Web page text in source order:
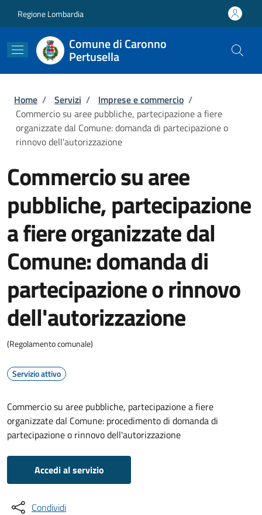
Regione Lombardia
Comune di Caronno
Pertusella
Briciole di pane
Home / Servizi / Imprese e commercio /
Commercio su aree pubbliche, partecipazione a fiere
organizzate dal Comune: domanda di partecipazione o
rinnovo dell'autorizzazione
Commercio su aree
pubbliche, partecipazione
a fiere organizzate dal
Comune: domanda di
partecipazione o rinnovo
dell'autorizzazione
(Regolamento comunale)
Servizio attivo
Commercio su aree pubbliche, partecipazione a fiere
organizzate dal Comune: procedimento di domanda di
partecipazione o rinnovo dell'autorizzazione
Accedi al servizio
Condividi